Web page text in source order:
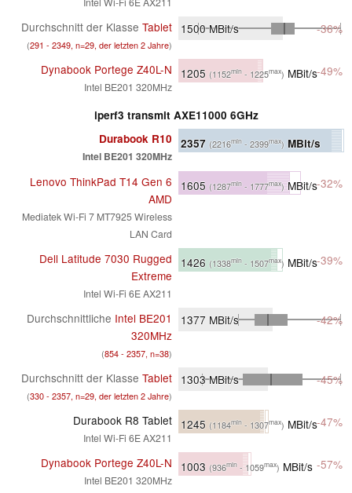
Durchschnitt der Klasse Tablet
(291 - 2349, n=29, der letzten 2 Jahre)
1500MBit/s -36%
Dynabook Portege Z40L-N
Intel BE201 320MHz
1205 (1152min - 1225max) MBit/s-49%
iperf3 transmit AXE11000 6GHz
Durabook R10
Intel BE201 320MHz
2357 (2216min - 2399max) MBit/s
Lenovo ThinkPad T14 Gen 6
AMD
Mediatek Wi-Fi 7 MT7925 Wireless
LAN Card
1605 (1287min - 1777max)MBit/s-32%
Dell Latitude 7030 Rugged
Extreme
Intel Wi-Fi 6E AX211
1426 (1338min - 1507max) MBit/s-39%
Durchschnittliche Intel BE201
320MHz
(854 - 2357, n=38)
1377 MBit/s -42%
Durchschnitt der Klasse Tablet
(330 - 2357, n=29, der letzten 2 Jahre)
1303MBit/s -45%
Durabook R8 Tablet
Intel Wi-Fi 6E AX211
1245 (1184min - 1307max) MBit/s-47%
Dynabook Portege Z40L-N
Intel BE201 320MHz
1003 (936min - 1059max) MBit/s -57%